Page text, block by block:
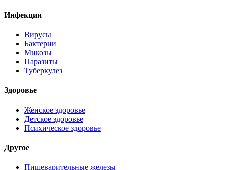
Инфекции
Вирусы
Бактерии
Микозы
Паразиты
Туберкулез
Здоровье
Женское здоровье
Детское здоровье
Психическое здоровье
Другое
Пищеварительные железы